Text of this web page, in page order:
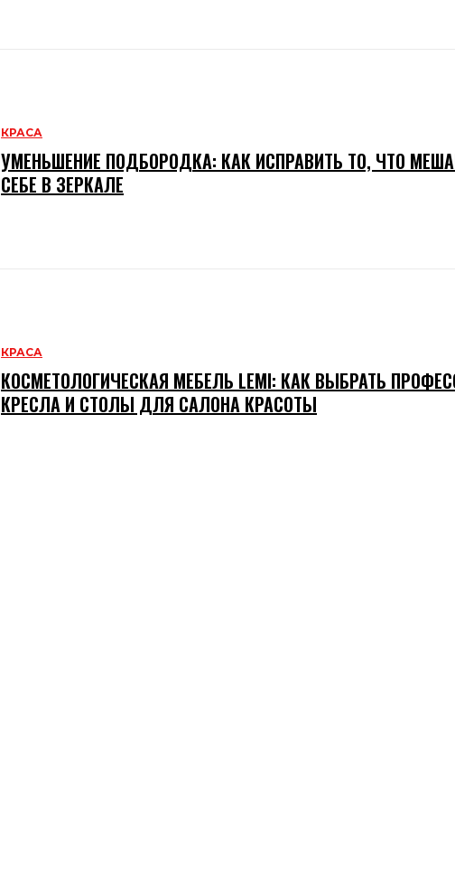
КРАСА
УМЕНЬШЕНИЕ ПОДБОРОДКА: КАК ИСПРАВИТЬ ТО, ЧТО
СЕБЕ В ЗЕРКАЛЕ
КРАСА
КОСМЕТОЛОГИЧЕСКАЯ МЕБЕЛЬ LEMI: КАК ВЫБРАТЬ
КРЕСЛА И СТОЛЫ ДЛЯ САЛОНА КРАСОТЫ